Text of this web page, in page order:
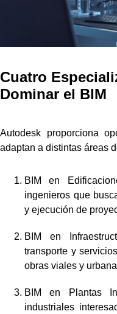
Cuatro
Dominar el BIM
Autodesk proporciona
adaptan a distintas áreas
BIM en
ingenieros que
y ejecución de
BIM en
transporte y
obras viales y
BIM en Plantas
industriales